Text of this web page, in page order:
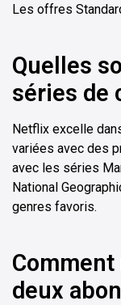
Les offres
Quelles
séries de
Netflix excelle
variées avec des
avec les séries
National
genres favoris.
deux